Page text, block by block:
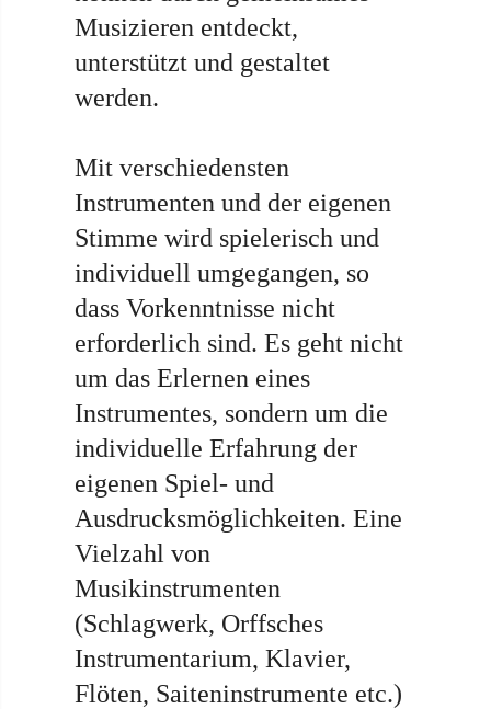
Musizieren entdeckt,
unterstützt und gestaltet
werden.
Mit verschiedensten
Instrumenten und der eigenen
Stimme wird spielerisch und
individuell umgegangen, so
dass Vorkenntnisse nicht
erforderlich sind. Es geht nicht
um das Erlernen eines
Instrumentes, sondern um die
individuelle Erfahrung der
eigenen Spiel- und
Ausdrucksmöglichkeiten. Eine
Vielzahl von
Musikinstrumenten
(Schlagwerk, Orffsches
Instrumentarium, Klavier,
Flöten, Saiteninstrumente etc.)